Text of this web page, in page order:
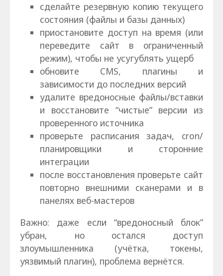
сделайте резервную копию текущего
состояния (файлы и базы данных)
приостановите доступ на время (или
переведите сайт в ограниченный
режим), чтобы не усугублять ущерб
обновите CMS, плагины и
зависимости до последних версий
удалите вредоносные файлы/вставки
и восстановите “чистые” версии из
проверенного источника
проверьте расписания задач, cron/
планировщики и сторонние
интеграции
после восстановления проверьте сайт
повторно внешними сканерами и в
панелях веб-мастеров
Важно: даже если “вредоносный блок”
убран, но остался доступ
злоумышленника (учётка, токены,
уязвимый плагин), проблема вернётся.